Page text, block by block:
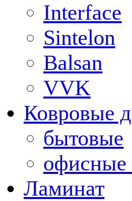
Interface
Sintelon
Balsan
VVK
Ковровые
бытовые
офисные
Ламинат